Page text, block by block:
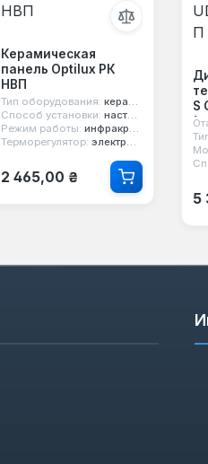
Керамическая
панель Optilux РК
НВП
Тип оборудования: керамический обогреватель
Способ установки: настенный
Режим работы: инфракрасный
Терморегулятор: электронный
Обычная цена:
2 465,00 ₴
S
5